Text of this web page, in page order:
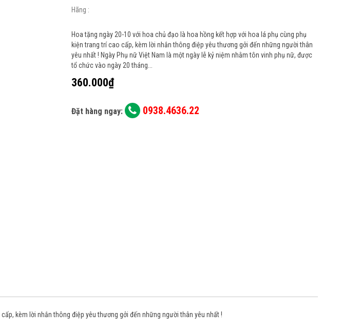
Hãng :
Hoa tặng ngày 20-10 với hoa chủ đạo là hoa hồng kết hợp với hoa lá phụ cùng phụ
kiện trang trí cao cấp, kèm lời nhắn thông điệp yêu thương gởi đến những người thân
yêu nhất ! Ngày Phụ nữ Việt Nam là một ngày lễ kỷ niệm nhằm tôn vinh phụ nữ, được
tổ chức vào ngày 20 tháng...
360.000₫
Đặt hàng ngay: 0938.4636.22
kèm lời nhắn thông điệp yêu thương gởi đến những người thân yêu nhất !